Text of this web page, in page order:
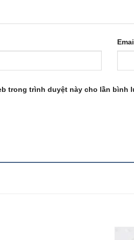
trong trình duyệt này cho lần bình